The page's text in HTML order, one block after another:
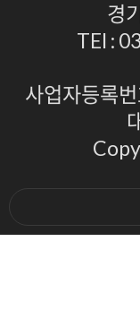
경
TEl :
사업자등록